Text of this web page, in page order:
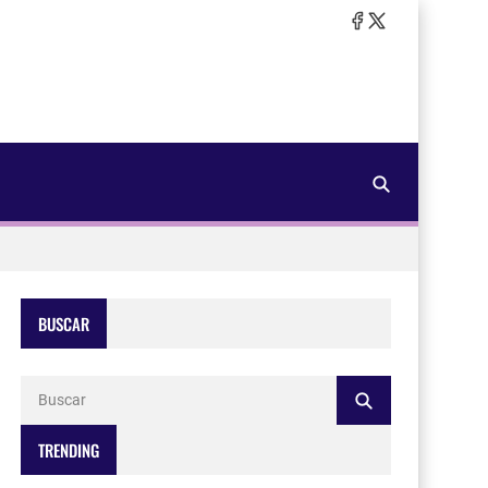
BUSCAR
TRENDING